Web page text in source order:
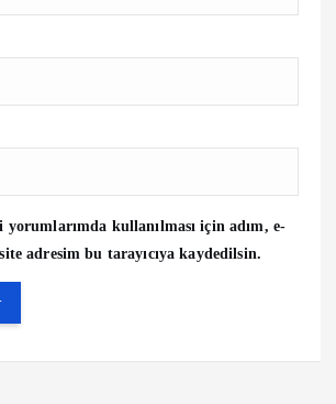
yorumlarımda kullanılması için adım, e-
adresim bu tarayıcıya kaydedilsin.